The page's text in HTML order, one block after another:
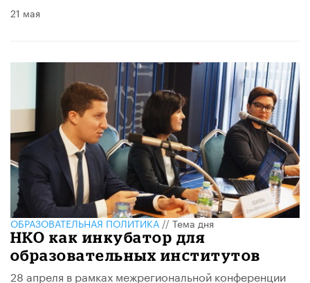
21 мая
ОБРАЗОВАТЕЛЬНАЯ ПОЛИТИКА//Тема дня
НКО как инкубатор для
образовательных институтов
28 апреля в рамках межрегиональной конференции